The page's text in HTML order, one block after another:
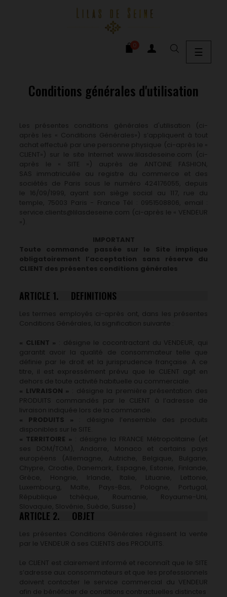
0
la
☰
Conditions générales d'utilisation
Les présentes conditions générales d'utilisation (ci-
après les « Conditions Générales») s’appliquent à tout
achat effectué par une personne physique (ci-après le «
CLIENT») sur le site Internet www.lilasdeseine.com (ci-
après le « SITE ») auprès de ANTOINE FASHION,
SAS immatriculée au registre du commerce et des
sociétés de Paris sous le numéro 424176055,
depuis
le 16/09/1999, ayant son siège social au 117, rue du
temple, 75003 Paris - France Tél : 0951508806, email :
service.clients@lilasdeseine.com (ci-après le « VENDEUR
»).
IMPORTANT
Toute commande passée sur le Site implique
obligatoirement l’acceptation sans réserve du
CLIENT des présentes conditions générales
ARTICLE 1. DEFINITIONS
Les termes employés ci-après ont, dans les présentes
Conditions Générales, la signification suivante :
« CLIENT » : désigne le cocontractant du VENDEUR, qui
garantit avoir la qualité de consommateur telle que
définie par le droit et la jurisprudence française. A ce
titre, il est expressément prévu que le CLIENT agit en
dehors de toute activité habituelle ou commerciale.
« LIVRAISON » : désigne la première présentation des
PRODUITS commandés par le CLIENT à l’adresse de
livraison indiquée lors de la commande.
« PRODUITS » : désigne l’ensemble des produits
disponibles sur le SITE.
« TERRITOIRE » : désigne la FRANCE Métropolitaine (et
ses DOM/TOM), Andorre, Monaco et certains pays
européens (Allemagne, Autriche, Belgique, Bulgarie,
Chypre, Croatie, Danemark, Espagne, Estonie, Finlande,
Grèce, Hongrie, Irlande, Italie, Lituanie, Lettonie,
Luxembourg, Malte, Pays-Bas, Pologne, Portugal,
République tchèque, Roumanie, Royaume-Uni,
Slovaquie, Slovénie, Suède, Suisse)
ARTICLE 2. OBJET
Les présentes Conditions Générales régissent la vente
par le VENDEUR à ses CLIENTS des PRODUITS.
Le CLIENT est clairement informé et reconnaît que le SITE
s’adresse aux consommateurs et que les professionnels
doivent contacter le service commercial du VENDEUR
afin de bénéficier de conditions contractuelles distinctes